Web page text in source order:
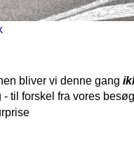
bliver vi denne gang
til forskel fra vores